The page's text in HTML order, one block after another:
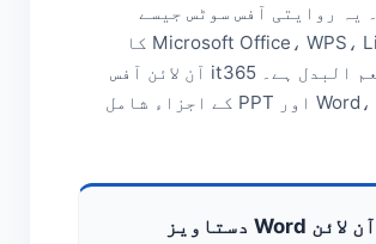
یہ روایتی آفس سوٹس جیسے
Microsoft Office، WPS، LibreOffice کا
بہترین نعم البدل ہے۔ it365 آن لائن آفس
میں Word، Excel اور PPT کے اجزاء شامل
آن لائن Word دستاویز